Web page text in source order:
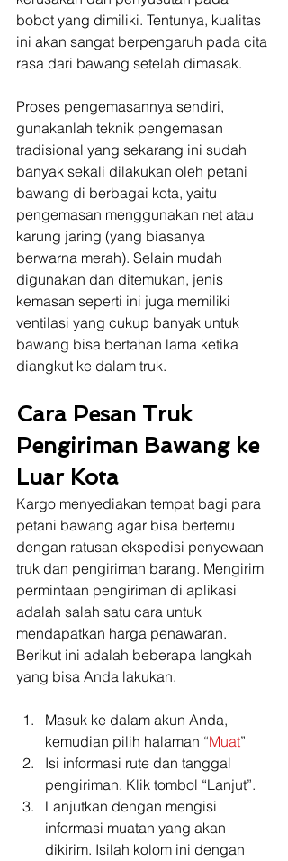
bobot yang dimiliki. Tentunya, kualitas
ini akan sangat berpengaruh pada cita
rasa dari bawang setelah dimasak.
Proses pengemasannya sendiri,
gunakanlah teknik pengemasan
tradisional yang sekarang ini sudah
banyak sekali dilakukan oleh petani
bawang di berbagai kota, yaitu
pengemasan menggunakan net atau
karung jaring (yang biasanya
berwarna merah). Selain mudah
digunakan dan ditemukan, jenis
kemasan seperti ini juga memiliki
ventilasi yang cukup banyak untuk
bawang bisa bertahan lama ketika
diangkut ke dalam truk.
Cara Pesan Truk
Pengiriman Bawang ke
Luar Kota
Kargo menyediakan tempat bagi para
petani bawang agar bisa bertemu
dengan ratusan ekspedisi penyewaan
truk dan pengiriman barang. Mengirim
permintaan pengiriman di aplikasi
adalah salah satu cara untuk
mendapatkan harga penawaran.
Berikut ini adalah beberapa langkah
yang bisa Anda lakukan.
Masuk ke dalam akun Anda,
kemudian pilih halaman “Muat”
Isi informasi rute dan tanggal
pengiriman. Klik tombol “Lanjut”.
Lanjutkan dengan mengisi
informasi muatan yang akan
dikirim. Isilah kolom ini dengan